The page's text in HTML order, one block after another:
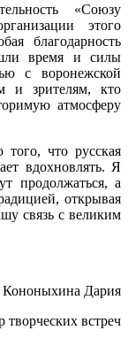
«Союзу
этого
благодарность
время и силы
с воронежской
и зрителям, кто
атмосферу
того, что русская
вдохновлять. Я
продолжаться, а
открывая
связь с великим
Кононыхина Дария
творческих встреч